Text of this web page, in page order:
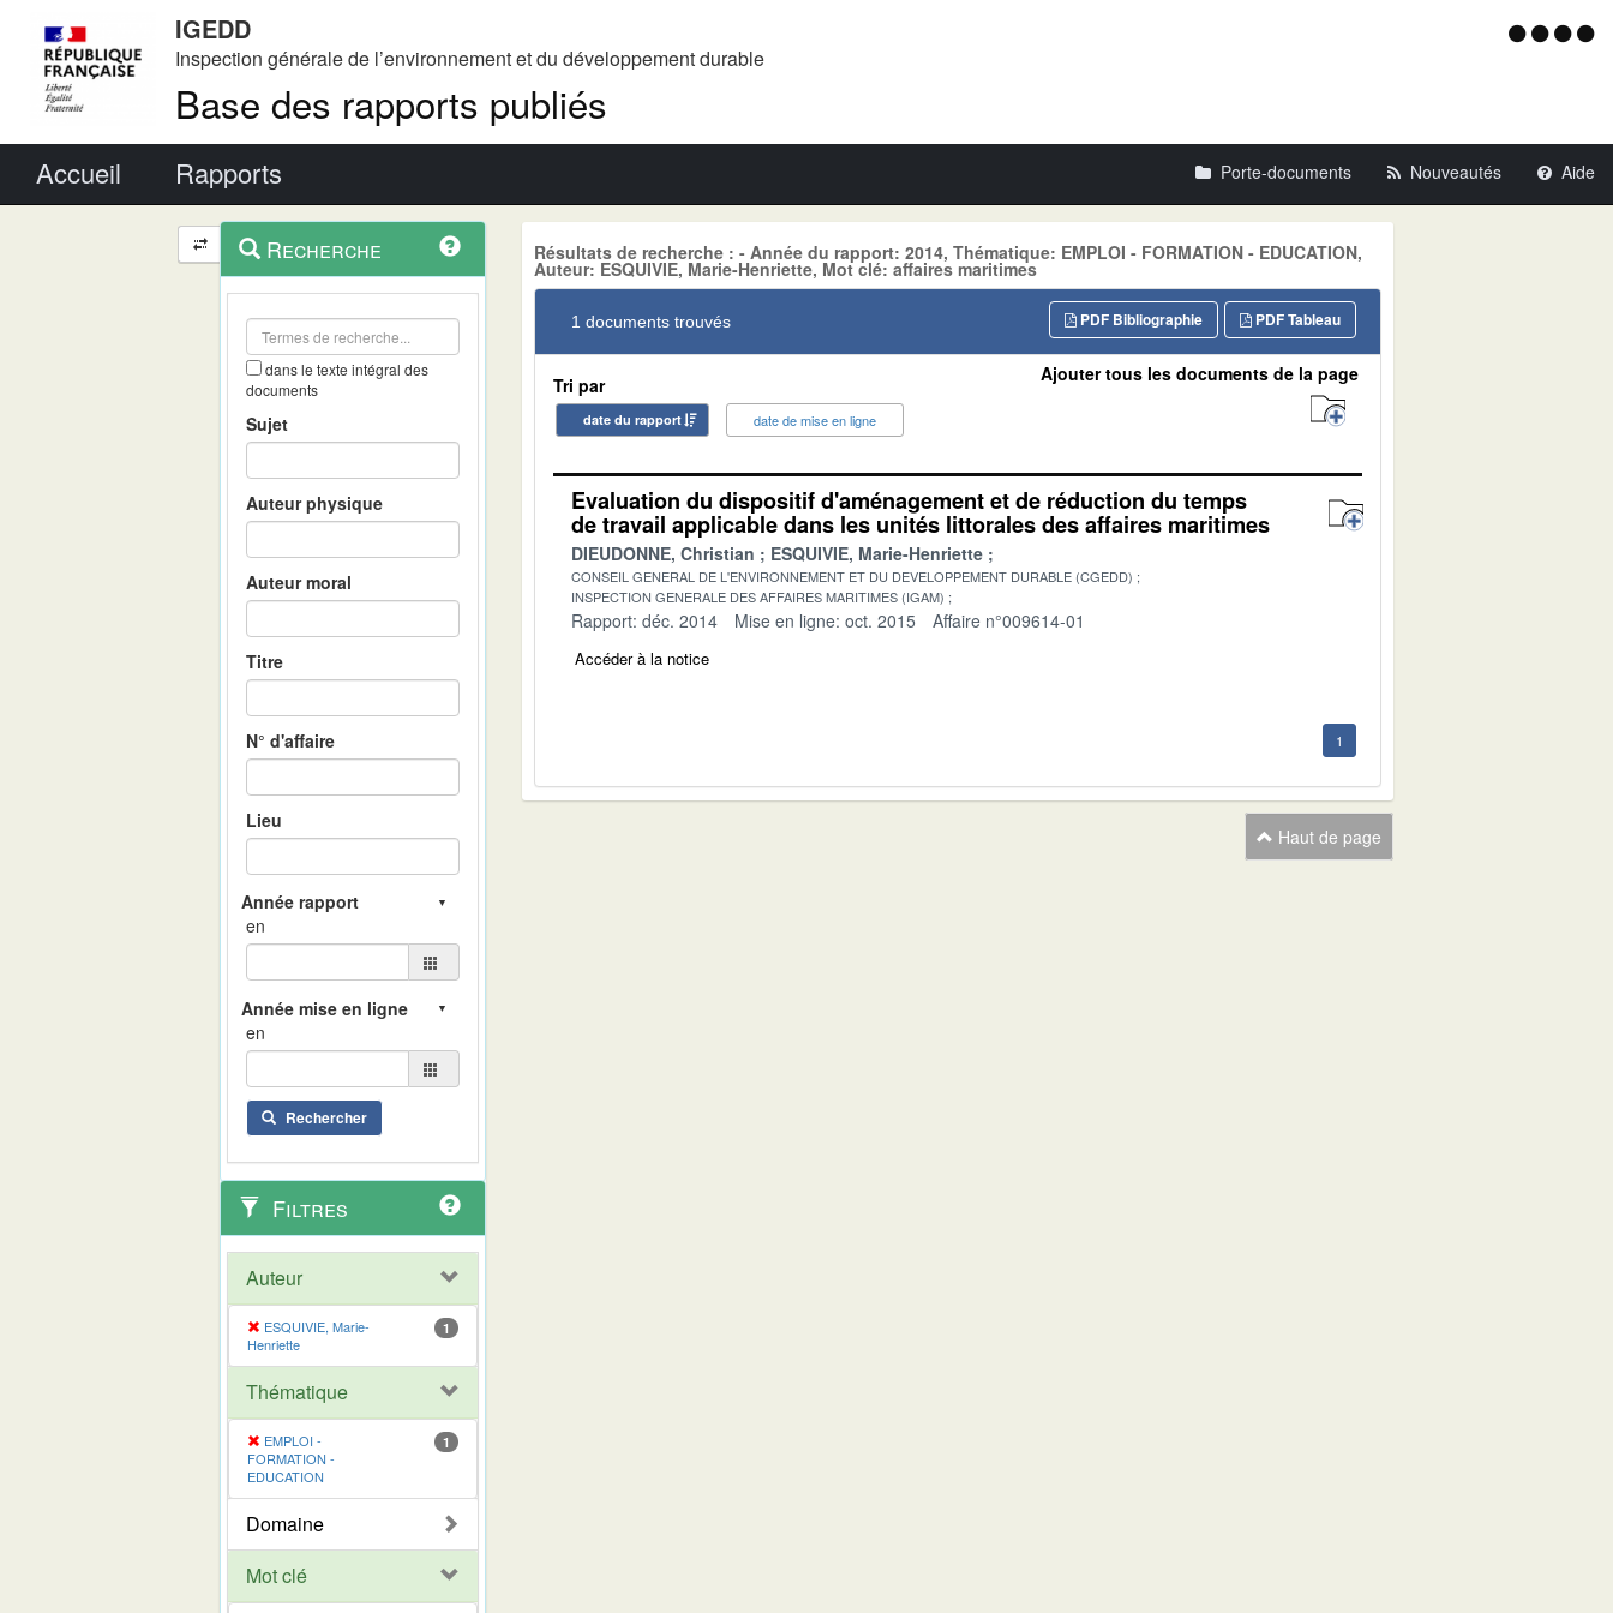
IGEDD
Inspection générale de l’environnement et du développement durable
Base des rapports publiés
Menu
Accueil Rapports Porte-documents Nouveautés Aide
Navigation
et
outils
contextuel
Recherche
dans le texte intégral des
documents
Sujet
Auteur physique
Auteur moral
Titre
N° d'affaire
Lieu
en
en
Rechercher
Filtres
Auteur
ESQUIVIE, Marie-
Henriette
1
Thématique
EMPLOI -
FORMATION -
EDUCATION
1
Domaine
Mot clé
Résultats de recherche : - Année du rapport: 2014, Thématique: EMPLOI - FORMATION - EDUCATION,
Auteur: ESQUIVIE, Marie-Henriette, Mot clé: affaires maritimes
1 documents trouvés PDF Tableau
PDF Bibliographie
Tri par
date du rapport date de mise en ligne
Ajouter tous les documents de la page
Evaluation du dispositif d'aménagement et de réduction du temps
de travail applicable dans les unités littorales des affaires maritimes
DIEUDONNE, Christian ESQUIVIE, Marie-Henriette
CONSEIL GENERAL DE L'ENVIRONNEMENT ET DU DEVELOPPEMENT DURABLE (CGEDD)
INSPECTION GENERALE DES AFFAIRES MARITIMES (IGAM)
Rapport: déc. 2014 Mise en ligne: oct. 2015 Affaire n°009614-01
Accéder à la notice
1
Haut de page